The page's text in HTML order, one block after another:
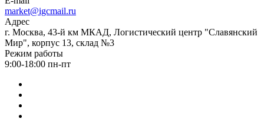
market@igcmail.ru
Адрес
г. Москва, 43-й км МКАД, Логистический центр "Славянский
Мир", корпус 13, склад №3
Режим работы
9:00-18:00 пн-пт